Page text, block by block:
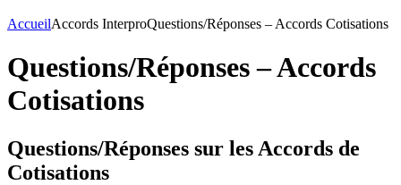
AccueilAccords InterproQuestions/Réponses – Accords Cotisations
Questions/Réponses – Accords
Cotisations
Questions/Réponses sur les Accords de
Cotisations